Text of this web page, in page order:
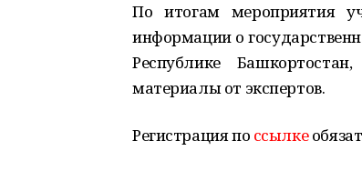
По итогам мероприятия
информации о
Республике
материалы от экспертов.
Регистрация по ссылке